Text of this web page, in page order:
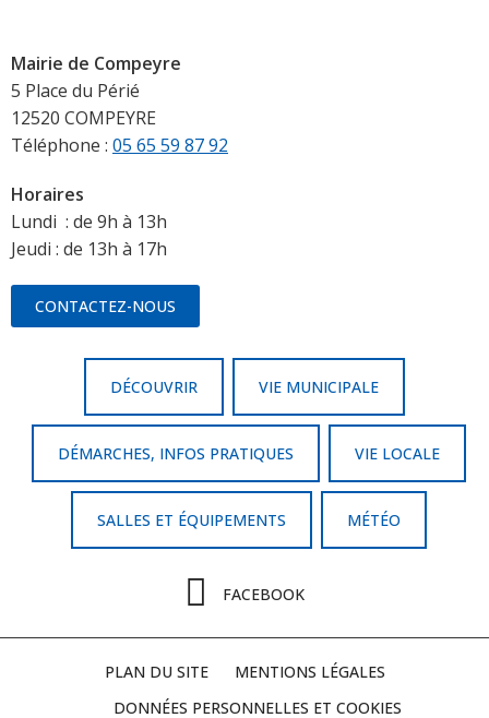
Mairie de Compeyre
5 Place du Périé
12520 COMPEYRE
Téléphone : 05 65 59 87 92
Horaires
Lundi : de 9h à 13h
Jeudi : de 13h à 17h
CONTACTEZ-NOUS
DÉCOUVRIR VIE MUNICIPALE
DÉMARCHES, INFOS PRATIQUES VIE LOCALE
SALLES ET ÉQUIPEMENTS MÉTÉO
FACEBOOK
PLAN DU SITE
MENTIONS LÉGALES
DONNÉES PERSONNELLES ET COOKIES